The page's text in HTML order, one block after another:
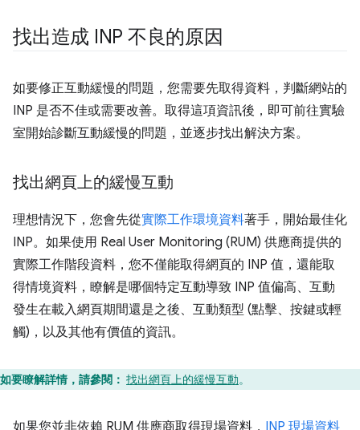
找出造成 INP 不良的原因
如要修正互動緩慢的問題，您需要先取得資料，判斷網站的
INP 是否不佳或需要改善。取得這項資訊後，即可前往實驗
室開始診斷互動緩慢的問題，並逐步找出解決方案。
找出網頁上的緩慢互動
理想情況下，您會先從實際工作環境資料著手，開始最佳化
INP。如果使用 Real User Monitoring (RUM) 供應商提供的
實際工作階段資料，您不僅能取得網頁的 INP 值，還能取
得情境資料，瞭解是哪個特定互動導致 INP 值偏高、互動
發生在載入網頁期間還是之後、互動類型 (點擊、按鍵或輕
觸)，以及其他有價值的資訊。
如要瞭解詳情，請參閱： 找出網頁上的緩慢互動。
如果您並非依賴 RUM 供應商取得現場資料， INP 現場資料